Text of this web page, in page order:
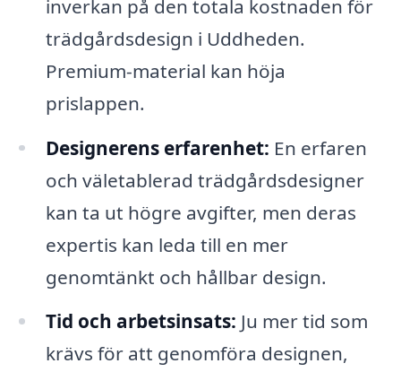
inverkan på den totala kostnaden för
trädgårdsdesign i Uddheden.
Premium-material kan höja
prislappen.
Designerens erfarenhet: En erfaren
och väletablerad trädgårdsdesigner
kan ta ut högre avgifter, men deras
expertis kan leda till en mer
genomtänkt och hållbar design.
Tid och arbetsinsats: Ju mer tid som
krävs för att genomföra designen,